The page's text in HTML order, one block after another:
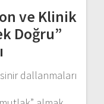
ve Klinik
Doğru”
dallanmaları